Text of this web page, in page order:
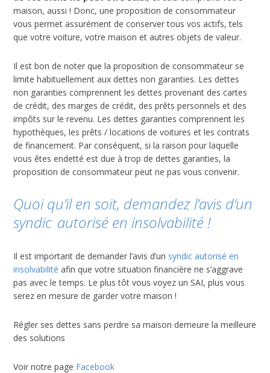
maison, aussi ! Donc, une proposition de consommateur
vous permet assurément de conserver tous vos actifs, tels
que votre voiture, votre maison et autres objets de valeur.
Il est bon de noter que la proposition de consommateur se
limite habituellement aux dettes non garanties. Les dettes
non garanties comprennent les dettes provenant des cartes
de crédit, des marges de crédit, des prêts personnels et des
impôts sur le revenu. Les dettes garanties comprennent les
hypothèques, les prêts / locations de voitures et les contrats
de financement. Par conséquent, si la raison pour laquelle
vous êtes endetté est due à trop de dettes garanties, la
proposition de consommateur peut ne pas vous convenir.
Quoi qu’il en soit, demandez l’avis d’un
syndic autorisé en insolvabilité !
Il est important de demander l’avis d’un syndic autorisé en
insolvabilité afin que votre situation financière ne s’aggrave
pas avec le temps. Le plus tôt vous voyez un SAI, plus vous
serez en mesure de garder votre maison !
Régler ses dettes sans perdre sa maison demeure la meilleure
des solutions
Voir notre page Facebook